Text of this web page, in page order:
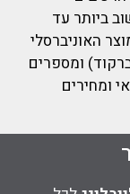
ביותר עד
האוניברסלי
ומספרים
ומחירים